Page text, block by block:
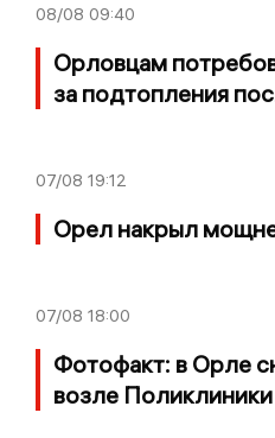
08/08 09:40
Орловцам
за подтопления
07/08 19:12
Орел накрыл
07/08 18:00
Фотофакт: в Орле
возле